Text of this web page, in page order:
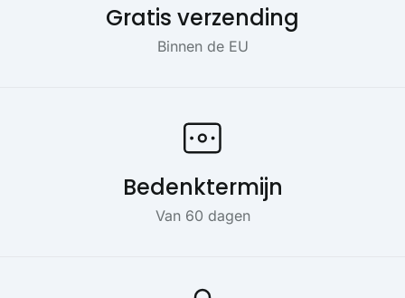
Gratis verzending
Binnen de EU
Bedenktermijn
Van 60 dagen